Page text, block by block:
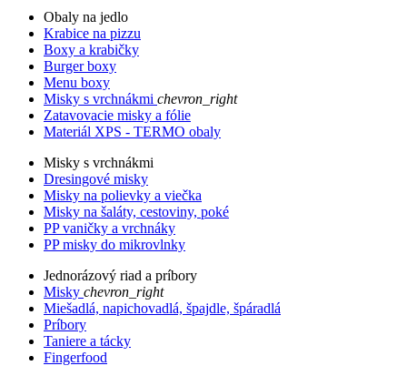
Obaly na jedlo
Krabice na pizzu
Boxy a krabičky
Burger boxy
Menu boxy
Misky s vrchnákmi chevron_right
Zatavovacie misky a fólie
Materiál XPS - TERMO obaly
Misky s vrchnákmi
Dresingové misky
Misky na polievky a viečka
Misky na šaláty, cestoviny, poké
PP vaničky a vrchnáky
PP misky do mikrovlnky
Jednorázový riad a príbory
Misky chevron_right
Miešadlá, napichovadlá, špajdle, špáradlá
Príbory
Taniere a tácky
Fingerfood